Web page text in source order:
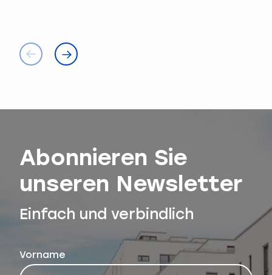
Abonnieren Sie
unseren Newsletter
Einfach und verbindlich
Vorname